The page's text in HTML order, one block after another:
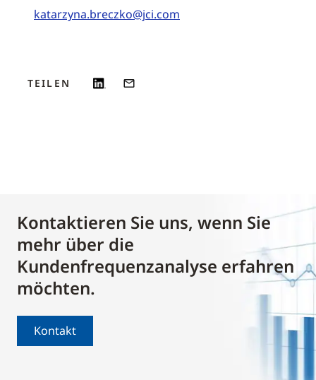
katarzyna.breczko@jci.com
TEILEN
Kontaktieren Sie uns, wenn Sie
mehr über die
Kundenfrequenzanalyse erfahren
möchten.
Kontakt